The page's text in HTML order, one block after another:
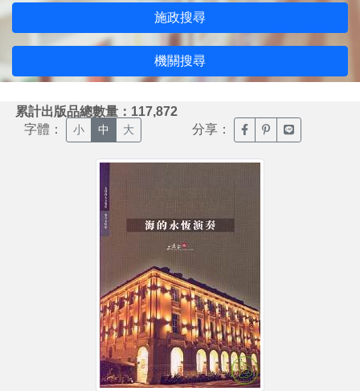
施政搜尋
機關搜尋
累計出版品總數量：117,872
字體： 小 中 大 分享： 臉書分享(另開新視窗)
噗浪分享(另開新
Line分享(另